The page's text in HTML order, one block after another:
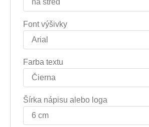
Font výšivky
Farba textu
Šírka nápisu alebo loga